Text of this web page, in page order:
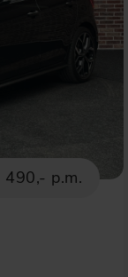
490,- p.m.